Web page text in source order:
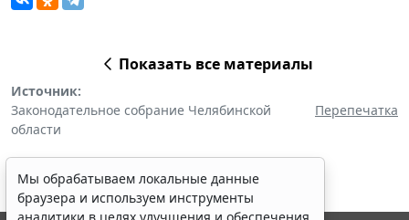
Показать все материалы
Источник:
Законодательное собрание Челябинской
области
Перепечатка
Мы обрабатываем локальные данные
браузера и используем инструменты